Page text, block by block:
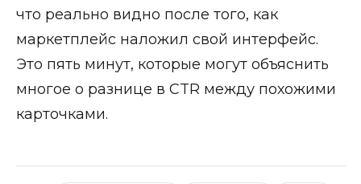
что реально видно после того, как
маркетплейс наложил свой интерфейс.
Это пять минут, которые могут объяснить
многое о разнице в CTR между похожими
карточками.